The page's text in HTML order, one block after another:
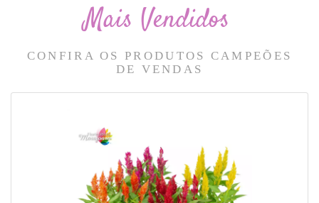
Mais Vendidos
CONFIRA OS PRODUTOS CAMPEÕES
DE VENDAS